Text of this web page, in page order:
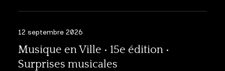
12 septembre 2026
Musique en Ville • 15e édition •
Surprises musicales